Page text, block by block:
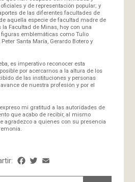
y de representación popular; y
de las diferentes facultades de
aquella especie de facultad madre de
Facultad de Minas, hoy con una
figuras emblemáticas como Tulio
Santa María, Gerardo Botero y
es imperativo reconocer esta
por acercarnos a la altura de los
de las instituciones y personas
de nuestra profesión y por el
mi gratitud a las autoridades de
que acabo de recibir, al mismo
agradezco a quienes con su presencia
Facebook
Twitter